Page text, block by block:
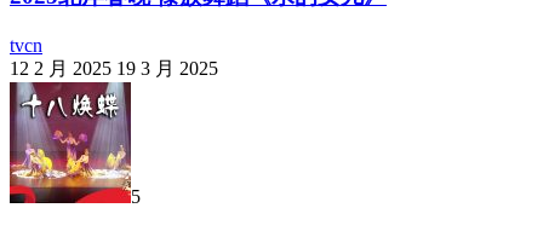
tvcn
12 2 月 2025 19 3 月 2025
5